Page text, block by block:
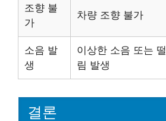
조향 불
가
차량 조향 불가
소음 발
생
이상한 소음 또는 떨
림 발생
결론